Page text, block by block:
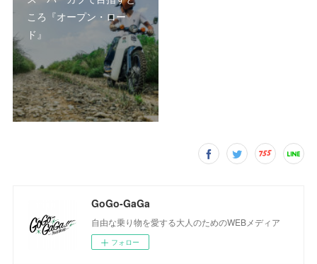
ころ『オープン・ロー
ド』
GoGo-GaGa
自由な乗り物を愛する大人のためのWEBメディア
フォロー